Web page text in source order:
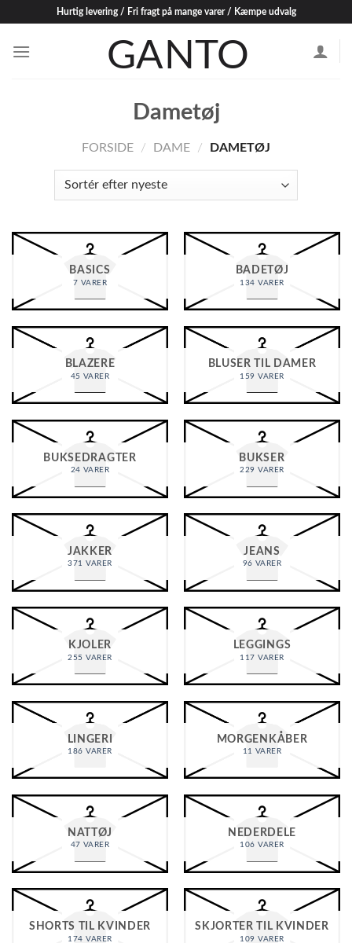
content
Hurtig levering / Fri fragt på mange varer / Kæmpe udvalg
Dametøj
FORSIDE / DAME / DAMETØJ
BASICS
7 VARER
BADETØJ
134 VARER
BLAZERE
45 VARER
BLUSER TIL DAMER
159 VARER
BUKSEDRAGTER
24 VARER
BUKSER
229 VARER
JAKKER
371 VARER
JEANS
96 VARER
KJOLER
255 VARER
LEGGINGS
117 VARER
LINGERI
186 VARER
MORGENKÅBER
11 VARER
NATTØJ
47 VARER
NEDERDELE
106 VARER
SHORTS TIL KVINDER
174 VARER
SKJORTER TIL KVINDER
109 VARER